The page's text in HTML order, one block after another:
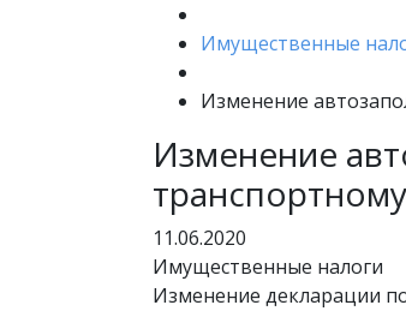
Имущественные
Изменение
Изменение
11.06.2020
Имущественные налоги
Изменение декларации